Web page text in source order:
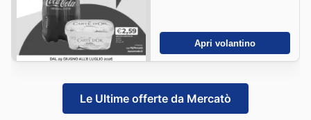
Apri volantino
Le Ultime offerte da Mercatò